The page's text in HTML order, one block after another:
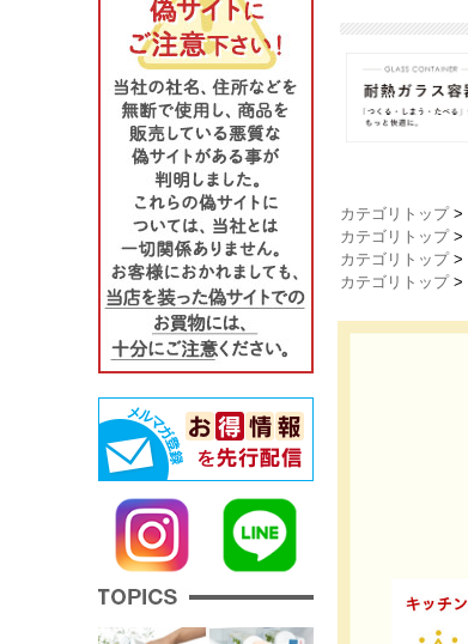
カテゴリトップ>
カテゴリトップ>
カテゴリトップ>
カテゴリトップ>